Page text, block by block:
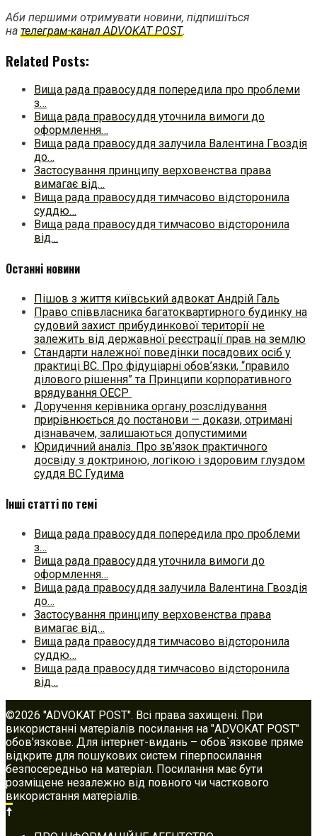
Аби першими отримувати новини, підпишіться
на телеграм-канал ADVOKAT POST.
Related Posts:
Вища рада правосуддя попередила про проблеми
з…
Вища рада правосуддя уточнила вимоги до
оформлення…
Вища рада правосуддя залучила Валентина Гвоздія
до…
Застосування принципу верховенства права
вимагає від…
Вища рада правосуддя тимчасово відсторонила
суддю…
Вища рада правосуддя тимчасово відсторонила
від…
Останні новини
Пішов з життя київський адвокат Андрій Галь
Право співвласника багатоквартирного будинку на
судовий захист прибудинкової території не
залежить від державної реєстрації прав на землю
Стандарти належної поведінки посадових осіб у
практиці ВC. Про фідуціарні обов’язки, “правило
ділового рішення” та Принципи корпоративного
врядування ОЕСР
Доручення керівника органу розслідування
прирівнюється до постанови — докази, отримані
дізнавачем, залишаються допустимими
Юридичний аналіз. Про зв’язок практичного
досвіду з доктриною, логікою і здоровим глуздом
суддя ВС Гудима
Інші статті по темі
Вища рада правосуддя попередила про проблеми
з…
Вища рада правосуддя уточнила вимоги до
оформлення…
Вища рада правосуддя залучила Валентина Гвоздія
до…
Застосування принципу верховенства права
вимагає від…
Вища рада правосуддя тимчасово відсторонила
суддю…
Вища рада правосуддя тимчасово відсторонила
від…
©2026 "ADVOKAT POST". Всі права захищені. При
використанні матеріалів посилання на "ADVOKAT POST"
обов'язкове. Для інтернет-видань – обов`язкове пряме
відкрите для пошукових систем гіперпосилання
безпосередньо на матеріал. Посилання має бути
розміщене незалежно від повного чи часткового
використання матеріалів.